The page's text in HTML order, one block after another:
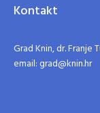
Kontakt
Grad Knin, dr. Franje
email: grad@knin.hr